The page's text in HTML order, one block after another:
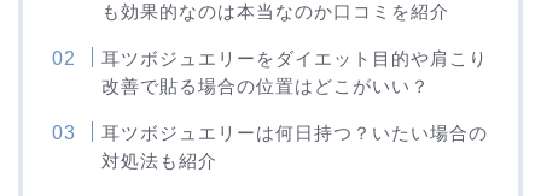
も効果的なのは本当なのか口コミを紹介
耳ツボジュエリーをダイエット目的や肩こり
改善で貼る場合の位置はどこがいい？
耳ツボジュエリーは何日持つ？いたい場合の
対処法も紹介